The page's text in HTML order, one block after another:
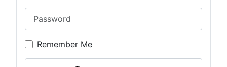
Remember Me